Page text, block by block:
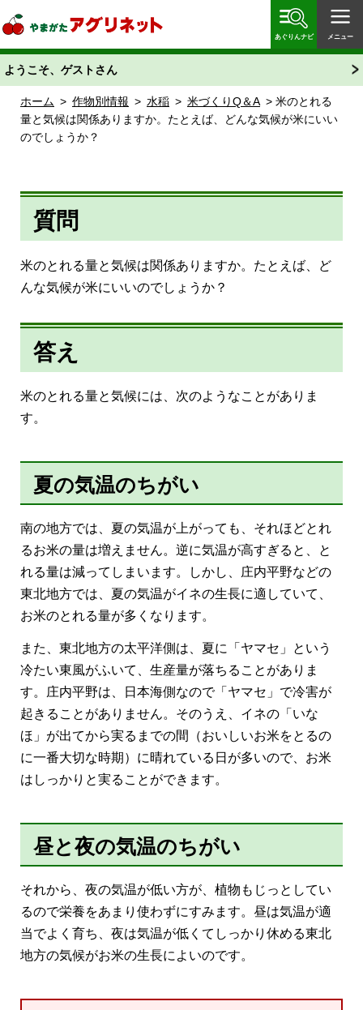
「あぐりん」
あぐりんナビ メニュー
ようこそ、ゲストさん
ホーム > 作物別情報 > 水稲 > 米づくりQ＆A > 米のとれる
量と気候は関係ありますか。たとえば、どんな気候が米にいい
のでしょうか？
質問
米のとれる量と気候は関係ありますか。たとえば、ど
んな気候が米にいいのでしょうか？
答え
米のとれる量と気候には、次のようなことがありま
す。
夏の気温のちがい
南の地方では、夏の気温が上がっても、それほどとれ
るお米の量は増えません。逆に気温が高すぎると、と
れる量は減ってしまいます。しかし、庄内平野などの
東北地方では、夏の気温がイネの生長に適していて、
お米のとれる量が多くなります。
また、東北地方の太平洋側は、夏に「ヤマセ」という
冷たい東風がふいて、生産量が落ちることがありま
す。庄内平野は、日本海側なので「ヤマセ」で冷害が
起きることがありません。そのうえ、イネの「いな
ほ」が出てから実るまでの間（おいしいお米をとるの
に一番大切な時期）に晴れている日が多いので、お米
はしっかりと実ることができます。
昼と夜の気温のちがい
それから、夜の気温が低い方が、植物もじっとしてい
るので栄養をあまり使わずにすみます。昼は気温が適
当でよく育ち、夜は気温が低くてしっかり休める東北
地方の気候がお米の生長によいのです。